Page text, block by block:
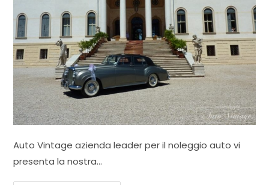
Auto Vintage azienda leader per il noleggio auto vi
presenta la nostra…